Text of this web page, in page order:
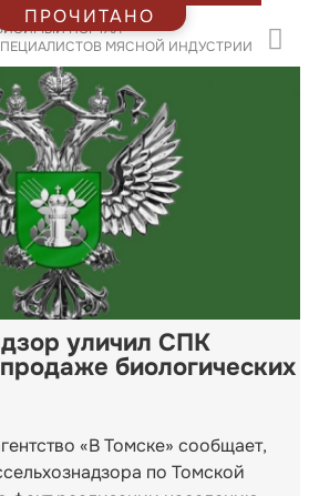
ПОРТАЛ
МЯСНОЙ ИНДУСТРИИ
уличил СПК
биологических
«В Томске» сообщает,
по Томской
ПРОЧИТАНО